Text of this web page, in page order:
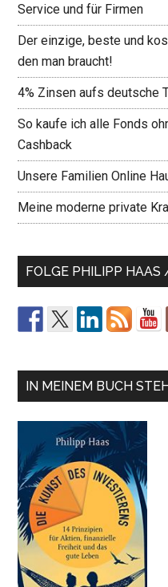
Service und für Firmen
Der einzige, beste und
den man braucht!
4% Zinsen aufs deutsche
So kaufe ich alle Fonds
Cashback
Unsere Familien Online
Meine moderne private
FOLGE PHILIPP HAAS
IN MEINEM BUCH